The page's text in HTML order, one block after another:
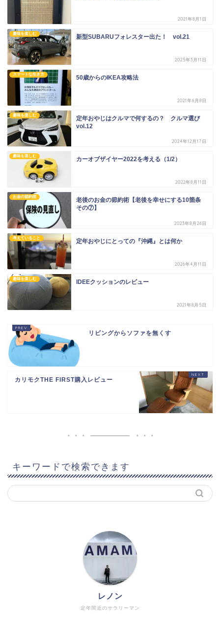
2021年8月1日
趣味を楽しむ 新型SUBARUフォレスター出た！ vol.21
2025年3月11日
スマートな生き方 50歳からのIKEA攻略法
2021年6月8日
趣味を楽しむ
定年おやじはクルマで何するの？ クルマ選び
vol.12
2024年12月17日
趣味を楽しむ カーオブザイヤー2022を考える（1/2）
2022年8月11日
お金の節約術
老後のお金の節約術【老後を幸せにする10箇条
その⑦】
2023年8月26日
考えていること 定年おやじにとっての『沖縄』とは何か
2026年4月11日
趣味を楽しむ IDEEクッションのレビュー
2021年8月5日
リビングからソファを無くす
カリモクTHE FIRST購入レビュー
キーワードで検索できます
定年間近のサラリーマン
レノン